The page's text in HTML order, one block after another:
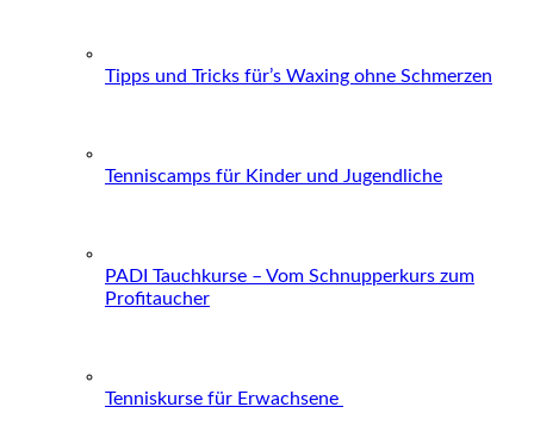
Tipps und Tricks für’s Waxing ohne Schmerzen
Tenniscamps für Kinder und Jugendliche
PADI Tauchkurse – Vom Schnupperkurs zum
Profitaucher
Tenniskurse für Erwachsene